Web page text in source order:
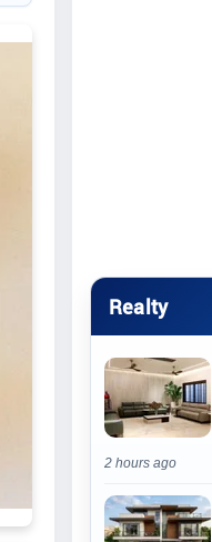
Realty
2 hours ago